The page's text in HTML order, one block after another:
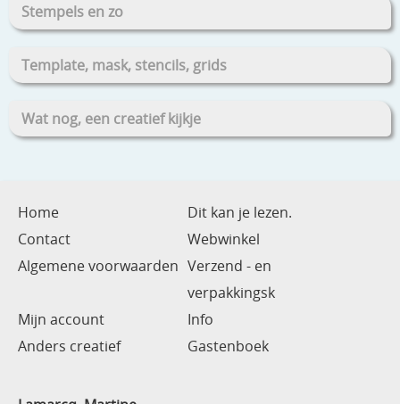
Stempels en zo
Template, mask, stencils, grids
Wat nog, een creatief kijkje
Home
Dit kan je lezen.
Contact
Webwinkel
Algemene voorwaarden Verzend - en
verpakkingsk
Mijn account
Info
Anders creatief
Gastenboek